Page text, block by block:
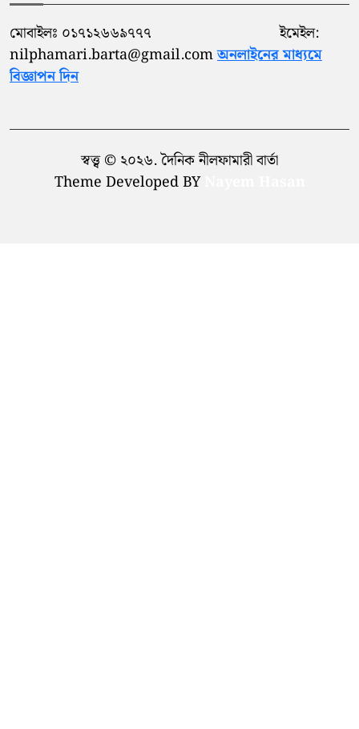
মোবাইলঃ ০১৭১২৬৬৯৭৭৭ ইমেইল:
nilphamari.barta@gmail.comঅনলাইনের মাধ্যমে
বিজ্ঞাপন দিন
স্বত্ত্ব © ২০২৬. দৈনিক নীলফামারী বার্তা
Theme Developed BY